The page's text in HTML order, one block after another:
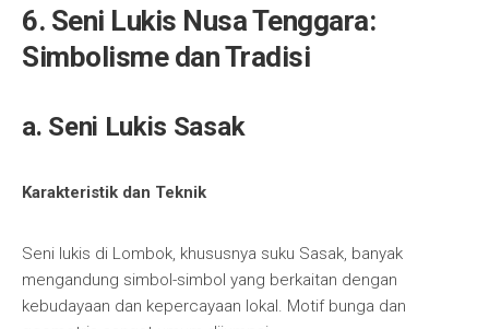
6. Seni Lukis Nusa Tenggara:
Simbolisme dan Tradisi
a. Seni Lukis Sasak
Karakteristik dan Teknik
Seni lukis di Lombok, khususnya suku Sasak, banyak
mengandung simbol-simbol yang berkaitan dengan
kebudayaan dan kepercayaan lokal. Motif bunga dan